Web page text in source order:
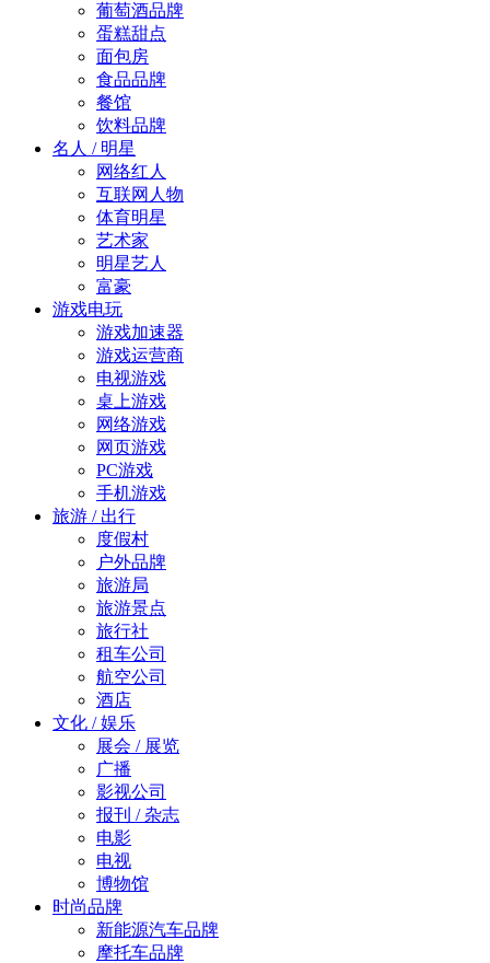
葡萄酒品牌
蛋糕甜点
面包房
食品品牌
餐馆
饮料品牌
名人 / 明星
网络红人
互联网人物
体育明星
艺术家
明星艺人
富豪
游戏电玩
游戏加速器
游戏运营商
电视游戏
桌上游戏
网络游戏
网页游戏
PC游戏
手机游戏
旅游 / 出行
度假村
户外品牌
旅游局
旅游景点
旅行社
租车公司
航空公司
酒店
文化 / 娱乐
展会 / 展览
广播
影视公司
报刊 / 杂志
电影
电视
博物馆
时尚品牌
新能源汽车品牌
摩托车品牌